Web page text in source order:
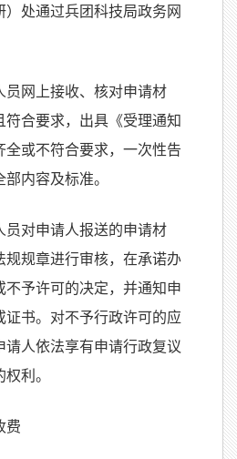
处通过兵团科技局政务网
网上接收、核对申请材
符合要求，出具《受理通知
全或不符合要求，一次性告
内容及标准。
对申请人报送的申请材
规规章进行审核，在承诺办
不予许可的决定，并通知申
证书。对不予行政许可的应
请人依法享有申请行政复议
利。
费